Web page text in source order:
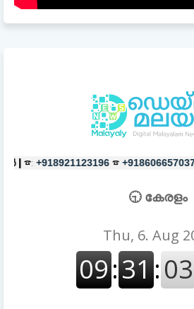
☎ +918606657037 പരസ്യങ്ങൾക്ക്| ☎:
🕤 കേരളം